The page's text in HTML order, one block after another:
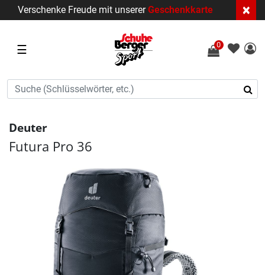
Verschenke Freude mit unsererGeschenkkarte ×
☰ 0
Deuter
Futura Pro 36